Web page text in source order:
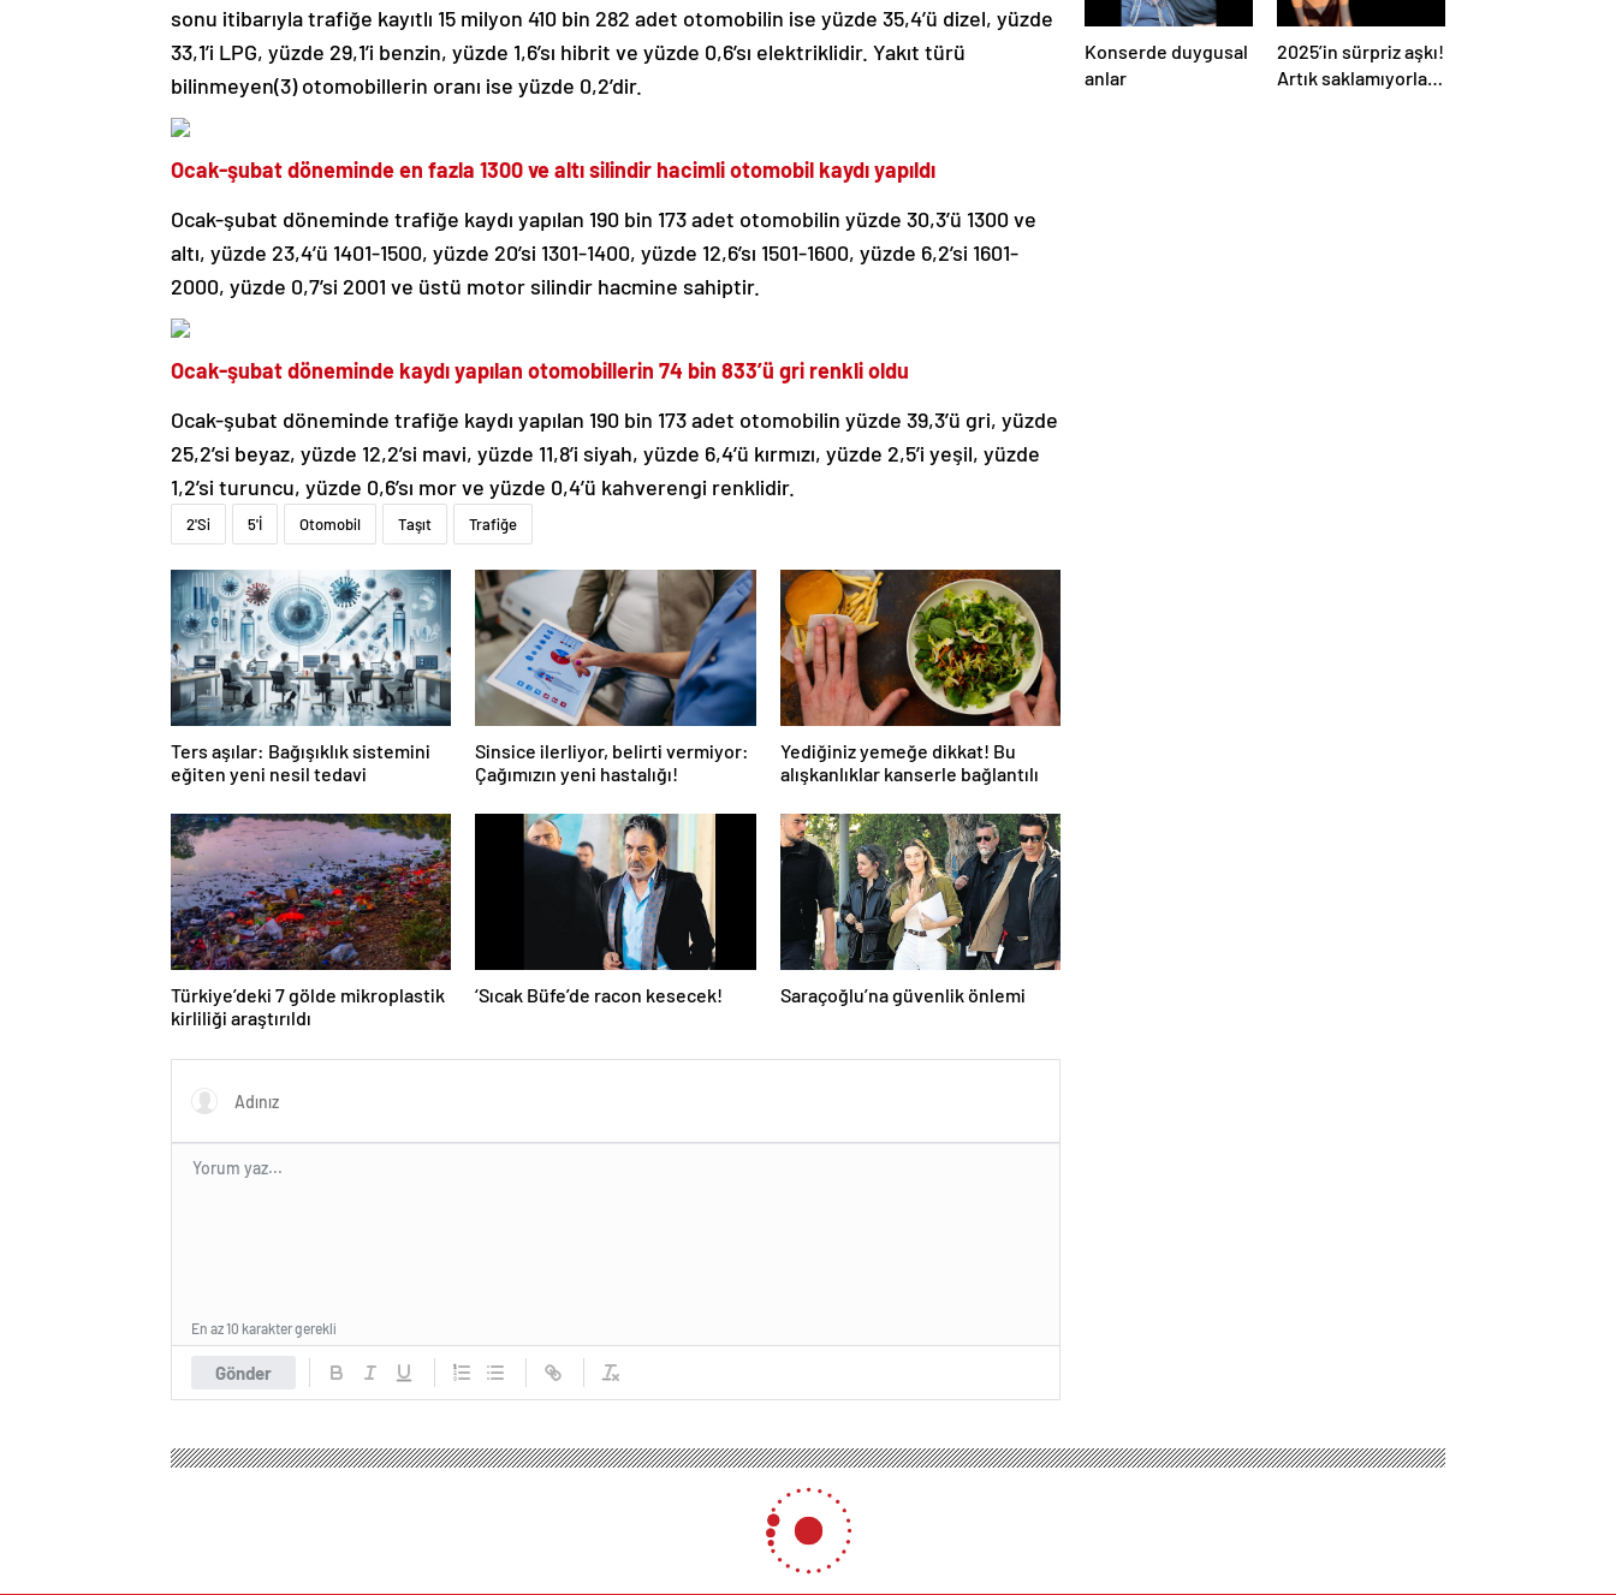
sonu itibarıyla trafiğe kayıtlı 15 milyon 410 bin 282 adet otomobilin ise yüzde 35,4’ü dizel, yüzde
33,1’i LPG, yüzde 29,1’i benzin, yüzde 1,6’sı hibrit ve yüzde 0,6’sı elektriklidir. Yakıt türü
bilinmeyen(3) otomobillerin oranı ise yüzde 0,2’dir.
Ocak-şubat döneminde en fazla 1300 ve altı silindir hacimli otomobil kaydı yapıldı
Ocak-şubat döneminde trafiğe kaydı yapılan 190 bin 173 adet otomobilin yüzde 30,3’ü 1300 ve
altı, yüzde 23,4’ü 1401-1500, yüzde 20’si 1301-1400, yüzde 12,6’sı 1501-1600, yüzde 6,2’si 1601-
2000, yüzde 0,7’si 2001 ve üstü motor silindir hacmine sahiptir.
Ocak-şubat döneminde kaydı yapılan otomobillerin 74 bin 833’ü gri renkli oldu
Ocak-şubat döneminde trafiğe kaydı yapılan 190 bin 173 adet otomobilin yüzde 39,3’ü gri, yüzde
25,2’si beyaz, yüzde 12,2’si mavi, yüzde 11,8’i siyah, yüzde 6,4’ü kırmızı, yüzde 2,5’i yeşil, yüzde
1,2’si turuncu, yüzde 0,6’sı mor ve yüzde 0,4’ü kahverengi renklidir.
2'Si 5'İ Otomobil Taşıt Trafiğe
Ters aşılar: Bağışıklık sistemini
eğiten yeni nesil tedavi
Sinsice ilerliyor, belirti vermiyor:
Çağımızın yeni hastalığı!
Yediğiniz yemeğe dikkat! Bu
alışkanlıklar kanserle bağlantılı
Türkiye’deki 7 gölde mikroplastik
kirliliği araştırıldı
‘Sıcak Büfe’de racon kesecek! Saraçoğlu’na güvenlik önlemi
Gönder
En az 10 karakter gerekli
Konserde duygusal
anlar
2025’in sürpriz aşkı!
Artık saklamıyorlar,